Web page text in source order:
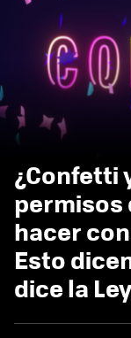
¿Confetti
permisos
hacer
Esto
dice la Ley